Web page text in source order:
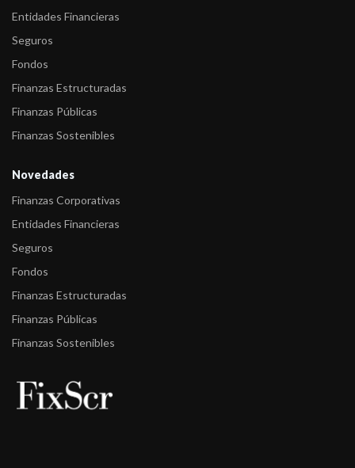
Entidades Financieras
Seguros
Fondos
Finanzas Estructuradas
Finanzas Públicas
Finanzas Sostenibles
Novedades
Finanzas Corporativas
Entidades Financieras
Seguros
Fondos
Finanzas Estructuradas
Finanzas Públicas
Finanzas Sostenibles